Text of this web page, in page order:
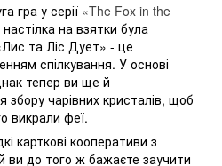
гра у серії «The Fox in the
на взятки була
та Ліс Дует» - це
спілкування. У основі
тепер ви ще й
чарівних кристалів, щоб
викрали феї.
карткові кооперативи з
ви до того ж бажаєте заучити